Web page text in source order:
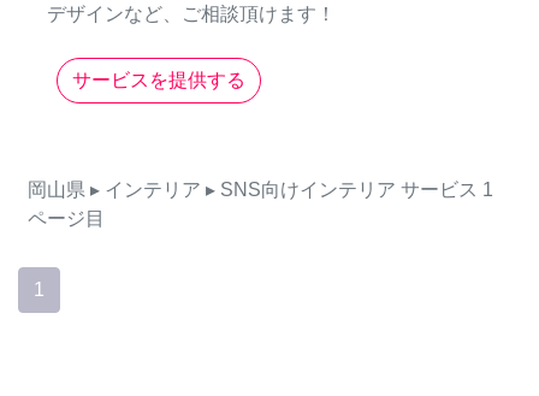
デザインなど、ご相談頂けます！
サービスを提供する
岡山県 ▸ インテリア ▸ SNS向けインテリア サービス 1
ページ目
1